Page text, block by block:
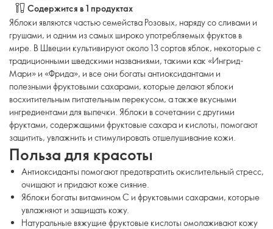
Содержится в 1 продуктах
Яблоки являются частью семейства Розовых, наряду со сливами и
грушами, и одним из самых широко употребляемых фруктов в
мире. В Швеции культивируют около 13 сортов яблок, некоторые с
традиционными шведскими названиями, такими как «Ингрид-
Мари» и «Фрида», и все они богаты антиоксидантами и
полезными фруктовыми сахарами, которые делают яблоки
восхитительным питательным перекусом, а также вкусными
ингредиентами для выпечки. Яблоки в сочетании с другими
фруктами, содержащими фруктовые сахара и кислоты, помогают
защитить, увлажнить и стимулировать отшелушивание кожи.
Польза для красоты
Антиоксиданты помогают предотвратить окислительный стресс,
очищают и придают коже сияние.
Яблоки богаты витамином С и фруктовыми сахарами, которые
увлажняют и защищать кожу.
Натуральные вяжущие фруктовые кислоты омолаживают кожу